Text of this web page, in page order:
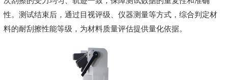
性。测试结束后，通过目视评级、仪器测量等方式，综合判定材
料的耐刮擦性能等级，为材料质量评估提供量化依据。